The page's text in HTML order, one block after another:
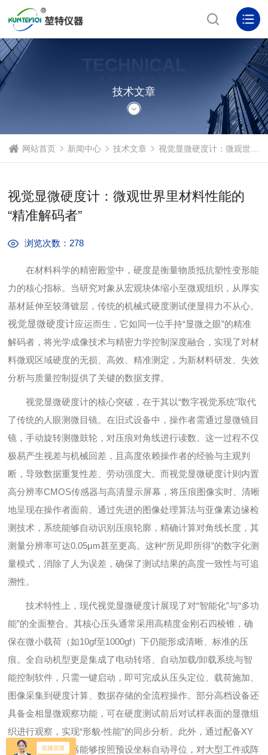
ARTICLE
技术文章
网站首页 新闻中心 技术文章 视觉显微硬度计：微观世界里材料性能的“精准解码者”
视觉显微硬度计：微观世界里材料性能的
“精准解码者”
浏览次数：278
在材料科学的精密殿堂中，硬度是衡量物质抵抗塑性变形能
力的核心指标。当研究对象从宏观块体缩小至微观组织，从厚实
基材延伸至较薄镀层，传统的机械式硬度测试便显得力不从心。
视觉显微硬度计应运而生，它如同一位手持“显微之眼”的精准
解码者，将光学成像技术与精密力学控制深度融合，实现了对材
料微观区域硬度的无损、高效、精准测定，为新材料研发、失效
分析与质量控制提供了关键的数据支撑。
视觉显微硬度计的核心突破，在于其以“数字视觉系统”取代
了传统的人眼测微目镜。在旧式设备中，操作者需通过显微镜目
镜，手动旋转测微鼓轮，对压痕对角线进行读数。这一过程不仅
极易产生视差与机械回差，且高度依赖操作者的经验与主观判
断，导致数据重复性差、劳动强度大。而视觉显微硬度计则内置
高分辨率CMOS传感器与高清显示屏幕，将压痕图像实时、清晰
地呈现在操作者面前。通过先进的图像处理算法与亚像素边缘检
测技术，系统能够自动识别压痕轮廓，精确计算对角线长度，其
测量分辨率可达0.05μm甚至更高。这种“所见即所得”的数字化测
量模式，消除了人为误差，确保了测试结果的高度一致性与可追
溯性。
技术特性上，现代视觉显微硬度计展现了对“智能化”与“多功
能”的全面整合。其核心压头通常采用高精度金刚石四棱锥，确
保在微小载荷（如10gf至1000gf）下仍能形成清晰、标准的压
痕。全自动机型更是集成了电动转塔、自动加载/卸载系统与智
能控制软件，只需一键启动，即可完成从压头定位、载荷施加、
图像采集到硬度计算、数据存储的全流程操作。部分高档设备还
具备金相显微观察功能，可在硬度测试前后对试样表面的显微组
织进行观察，实现“形貌-性能”的同步分析。此外，通过配备XY
电动工作台，仪器能够按照预设坐标自动寻位，对大型工件或阵